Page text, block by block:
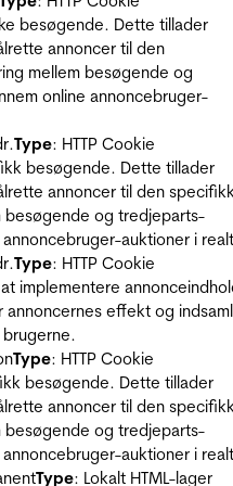
besøgende. Dette tillader
annoncer til den
mellem besøgende og
online annoncebruger-
Type: HTTP Cookie
besøgende. Dette tillader
annoncer til den
besøgende og tredjeparts-
auktioner i
Type: HTTP Cookie
implementere
effekt og
Type: HTTP Cookie
besøgende. Dette tillader
annoncer til den
besøgende og tredjeparts-
auktioner i
Type: Lokalt HTML-lager